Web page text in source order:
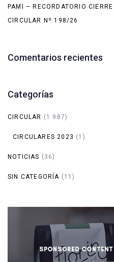
PAMI – RECORDATORIO
CIRCULAR Nº 198/26
Comentarios recientes
Categorías
CIRCULAR (1.987)
CIRCULARES 2023 (1)
NOTICIAS (36)
SIN CATEGORÍA (11)